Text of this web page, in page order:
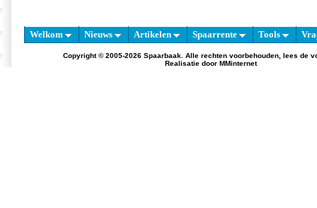
Welkom Nieuws Artikelen Spaarrente Tools
Copyright © 2005-2026 Spaarbaak. Alle rechten voorbehouden, lees de
Realisatie door MMinternet